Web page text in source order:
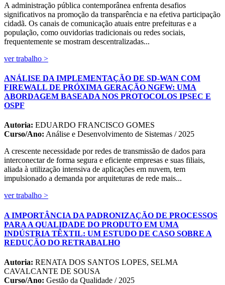
A administração pública contemporânea enfrenta desafios
significativos na promoção da transparência e na efetiva participação
cidadã. Os canais de comunicação atuais entre prefeituras e a
população, como ouvidorias tradicionais ou redes sociais,
frequentemente se mostram descentralizadas...
ver trabalho >
ANÁLISE DA IMPLEMENTAÇÃO DE SD-WAN COM
FIREWALL DE PRÓXIMA GERAÇÃO NGFW: UMA
ABORDAGEM BASEADA NOS PROTOCOLOS IPSEC E
OSPF
Autoria: EDUARDO FRANCISCO GOMES
Curso/Ano: Análise e Desenvolvimento de Sistemas / 2025
A crescente necessidade por redes de transmissão de dados para
interconectar de forma segura e eficiente empresas e suas filiais,
aliada à utilização intensiva de aplicações em nuvem, tem
impulsionado a demanda por arquiteturas de rede mais...
ver trabalho >
A IMPORTÂNCIA DA PADRONIZAÇÃO DE PROCESSOS
PARA A QUALIDADE DO PRODUTO EM UMA
INDÚSTRIA TÊXTIL: UM ESTUDO DE CASO SOBRE A
REDUÇÃO DO RETRABALHO
Autoria: RENATA DOS SANTOS LOPES, SELMA
CAVALCANTE DE SOUSA
Curso/Ano: Gestão da Qualidade / 2025